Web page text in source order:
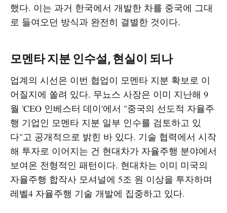
했다. 이는 과거 한국에서 개발한 차를 중국에 그대
로 들여오던 방식과 완전히 결별한 것이다.​
모멘타 지분 인수설, 현실이 되나
업계의 시선은 이번 협업이 모멘타 지분 확보로 이
어질지에 쏠려 있다. 무뇨스 사장은 이미 지난해 9
월 'CEO 인베스터 데이'에서 "중국의 선도적 자율주
행 기업인 모멘타 지분 일부 인수를 검토하고 있
다"고 공개적으로 밝힌 바 있다. 기술 협력에서 시작
해 투자로 이어지는 건 현대차가 자율주행 분야에서
보여온 전형적인 패턴이다. 현대차는 이미 미국의
자율주행 합작사 모셔널에 5조 원 이상을 투자하며
레벨4 자율주행 기술 개발에 집중하고 있다.